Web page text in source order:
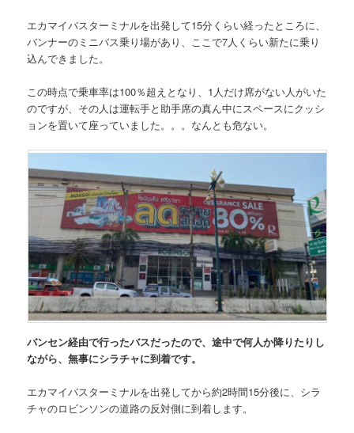
エカマイバスターミナルを出発して15分くらい経ったところに、
バンナーのミニバス乗り場があり、ここで7人くらい新たに乗り
込んできました。
この時点で乗車率は100％超え となり、1人だけ席がない人がいた
のですが、その人は運転手と助手席の真ん中にスペースにクッシ
ョンを置いて座っていました。。。なんとも危ない。
バンセン経由で行ったバスだったので、途中で何人か降りたりし
ながら、無事にシラチャに到着です。
エカマイバスターミナルを出発してから約2時間15分後に、 シラ
チャのロビンソンの道路の反対側に到着します。